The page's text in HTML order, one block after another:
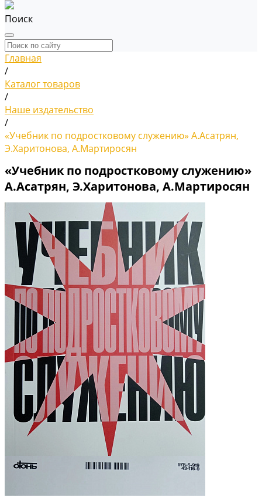
Поиск
Главная
/
Каталог товаров
/
Наше издательство
/
«Учебник по подростковому служению» А.Асатрян,
Э.Харитонова, А.Мартиросян
«Учебник по подростковому служению»
А.Асатрян, Э.Харитонова, А.Мартиросян